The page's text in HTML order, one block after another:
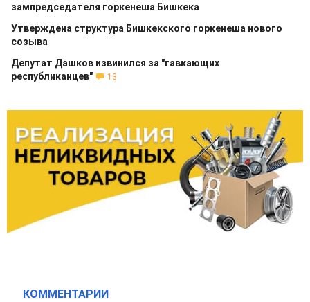
зампредседателя горкенеша Бишкека
Утверждена структура Бишкекского горкенеша нового
созыва
Депутат Дашков извинился за "гавкающих
республиканцев"
13
КОММЕНТАРИИ